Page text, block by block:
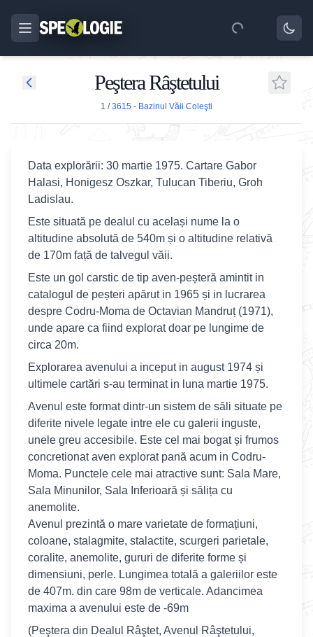
Peştera Râştetului
1 /3615 - Bazinul Văii Coleşti
Data explorării: 30 martie 1975. Cartare Gabor
Halasi, Honigesz Oszkar, Tulucan Tiberiu, Groh
Ladislau.
Este situată pe dealul cu același nume la o
altitudine absolută de 540m și o altitudine relativă
de 170m față de talvegul văii.
Este un gol carstic de tip aven-peșteră amintit in
catalogul de peșteri apărut in 1965 și in lucrarea
despre Codru-Moma de Octavian Mandruț (1971),
unde apare ca fiind explorat doar pe lungime de
circa 20m.
Explorarea avenului a inceput in august 1974 și
ultimele cartări s-au terminat in luna martie 1975.
Avenul este format dintr-un sistem de săli situate pe
diferite nivele legate intre ele cu galerii inguste,
unele greu accesibile. Este cel mai bogat și frumos
concretionat aven explorat pană acum in Codru-
Moma. Punctele cele mai atractive sunt: Sala Mare,
Sala Minunilor, Sala Inferioară și sălița cu
anemolite.
Avenul prezintă o mare varietate de formațiuni,
coloane, stalagmite, stalactite, scurgeri parietale,
coralite, anemolite, gururi de diferite forme și
dimensiuni, perle. Lungimea totală a galeriilor este
de 407m. din care 98m de verticale. Adancimea
maxima a avenului este de -69m
(Peştera din Dealul Râştet, Avenul Râştetului,